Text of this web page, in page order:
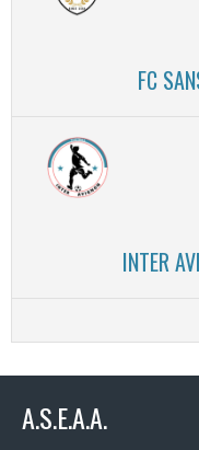
FC
INTER
A.S.E.A.A.